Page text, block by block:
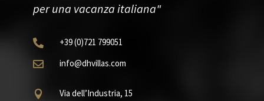
per una vacanza italiana"
 +39(0)721 799051
 info@dhvillas.com

Via dell’Industria, 15